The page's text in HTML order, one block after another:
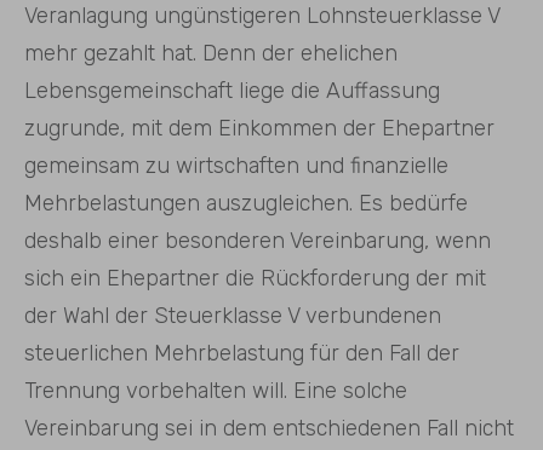
Veranlagung ungünstigeren Lohnsteuerklasse V
mehr gezahlt hat. Denn der ehelichen
Lebensgemeinschaft liege die Auffassung
zugrunde, mit dem Einkommen der Ehepartner
gemeinsam zu wirtschaften und finanzielle
Mehrbelastungen auszugleichen. Es bedürfe
deshalb einer besonderen Vereinbarung, wenn
sich ein Ehepartner die Rückforderung der mit
der Wahl der Steuerklasse V verbundenen
steuerlichen Mehrbelastung für den Fall der
Trennung vorbehalten will. Eine solche
Vereinbarung sei in dem entschiedenen Fall nicht